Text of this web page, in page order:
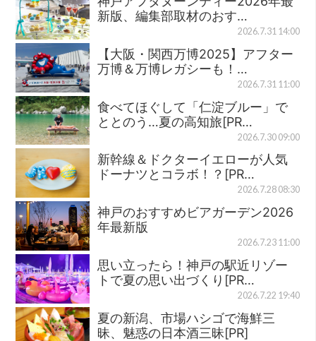
新版、編集部取材のおす…
2026.7.31 14:00
【大阪・関西万博2025】アフター
万博＆万博レガシーも！…
2026.7.31 11:00
食べてほぐして「仁淀ブルー」で
ととのう…夏の高知旅[PR…
2026.7.30 09:00
新幹線＆ドクターイエローが人気
ドーナツとコラボ！？[PR…
2026.7.28 08:30
神戸のおすすめビアガーデン2026
年最新版
2026.7.23 11:00
思い立ったら！神戸の駅近リゾー
トで夏の思い出づくり[PR…
2026.7.22 19:40
夏の新潟、市場ハシゴで海鮮三
昧、魅惑の日本酒三昧[PR]